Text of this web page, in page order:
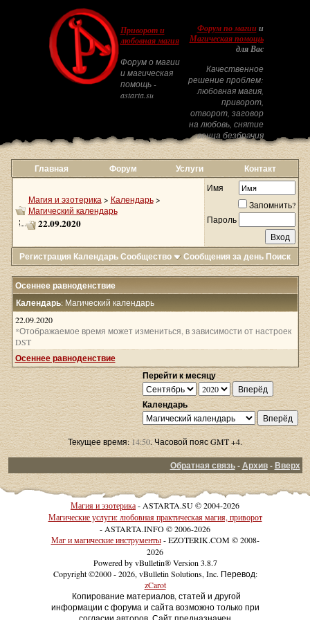
Приворот и
любовная магия
Форум о магии
и магическая
помощь -
astarta.su
Форум по магиии
Магическая помощь
для Вас
Качественное
решение проблем:
любовная магия,
приворот,
отворот, заговор
на любовь, снятие
венца безбрачия
Главная Форум Услуги Контакт
Магия и эзотерика > Календарь >
Магический календарь
22.09.2020
Имя
Запомнить?
Пароль
Регистрация КалендарьСообщество Сообщения за день Поиск
Осеннее равноденствие
Календарь: Магический календарь
22.09.2020
*Отображаемое время может измениться, в зависимости от настроек
DST
Осеннее равноденствие
Перейти к месяцу
Календарь
Текущее время:14:50. Часовой пояс GMT +4.
Обратная связь-Архив-Вверх
Магия и эзотерика- ASTARTA.SU © 2004-2026
Магические услуги: любовная практическая магия, приворот
- ASTARTA.INFO © 2006-2026
Маг и магические инструменты- EZOTERIK.COM © 2008-
2026
Powered by vBulletin® Version 3.8.7
Copyright ©2000 - 2026, vBulletin Solutions, Inc. Перевод:
zCarot
Копирование материалов, статей и другой
информации с форума и сайта возможно только при